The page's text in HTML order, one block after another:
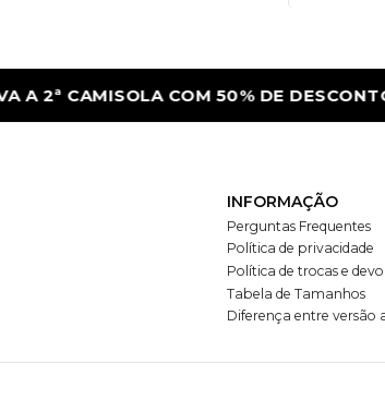
2ª CAMISOLA COM 50% DE DESCONTO
INFORMAÇÃO
Perguntas Frequentes
Política de privacidade
Política de trocas e
Tabela de Tamanhos
Diferença entre versão